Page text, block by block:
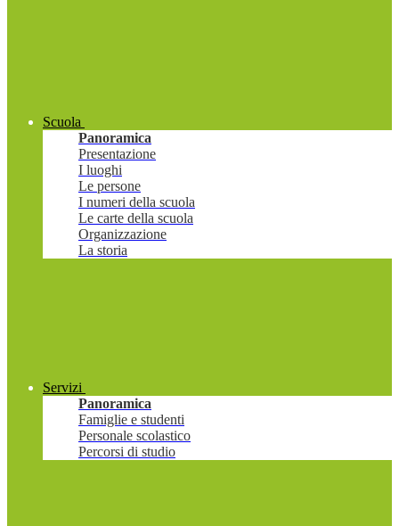
Scuola
Panoramica
Presentazione
I luoghi
Le persone
I numeri della scuola
Le carte della scuola
Organizzazione
La storia
Servizi
Panoramica
Famiglie e studenti
Personale scolastico
Percorsi di studio